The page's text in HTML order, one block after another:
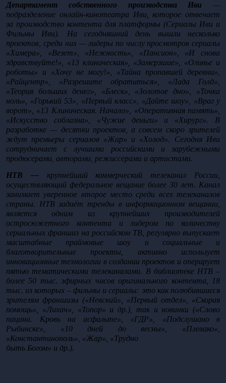
Департамент собственного производства Иви —
подразделение онлайн-кинотеатра Иви, которое отвечает
за производство контента для платформы (Сериалы Иви и
Фильмы Иви). На сегодняшний день вышли несколько
проектов, среди них — лидеры по числу просмотров сериалы
«Химера», «Везет», «Нежность», «Пансион», «И снова
здравствуйте!», «13 клиническая», «Замерзшие», «Оливье и
роботы» и «Хочу не могу!», «Тайна пропавшей деревни»,
«Райцентр», «Разрешите обратиться», «Лада Голд»,
«Теория больших денег», «Блеск», «Золотое дно», «Точка
ноль», «Горький 53», «Первый класс», «Дайте шоу», «Враг у
ворот», «13 Клиническая. Начало», «Оперативная память»,
«Искусство соблазна», «Чужие деньги» и «Хирург». В
разработке — десятки проектов, а совсем скоро зрителей
ждут премьеры сериалов «Жар» и «Холод». Сегодня Иви
сотрудничает с лучшими российскими и зарубежными
продюсерами, авторами, режиссерами и артистами.
НТВ — крупнейший коммерческий телеканал России,
осуществляющий федеральное вещание более 30 лет. Канал
занимает уверенное второе место среди всех телеканалов
страны. НТВ задаёт тренды в информационном вещании,
является одним из крупнейших производителей
остросюжетного контента и лидером по количеству
сериальных франшиз на российском ТВ, регулярно выпускает
масштабные праймовые шоу и социальные и
благотворительные проекты, активно использует
инновационные технологии в создании проектов и оперирует
пятью тематическими телеканалами. В библиотеке НТВ –
более 50 тыс. эфирных часов оригинального контента, 18
тыс. из которых – фильмы и сериалы: это как полюбившиеся
зрителям франшизы («Невский», «Первый отдел», «Скорая
помощь», «Лихач», «Топор» и др.), так и новинки («Слово
пацана. Кровь на асфальте», «ГДР», «Подслушано в
Рыбинске», «10 дней до весны», «Плевако»,
«Константинополь», «Жар», «Трудно
быть Богом» и др.).